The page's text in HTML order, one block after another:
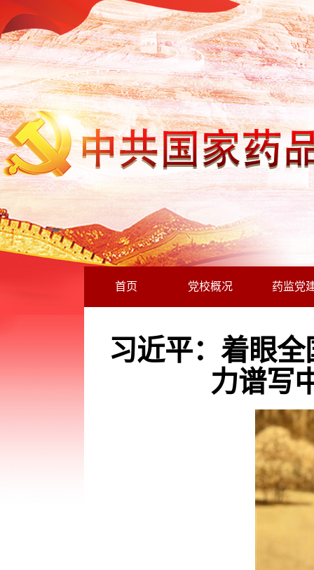
首页 党校概况 药监党
习近平： 着眼全
力谱写